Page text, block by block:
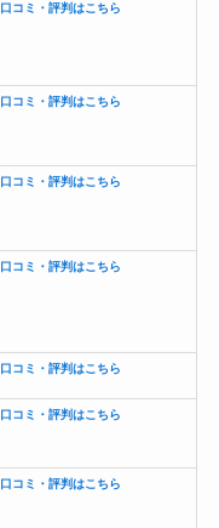
口コミ・評判はこちら
口コミ・評判はこちら
口コミ・評判はこちら
口コミ・評判はこちら
口コミ・評判はこちら
口コミ・評判はこちら
口コミ・評判はこちら